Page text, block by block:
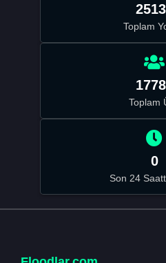
Toplam
Toplam
0
Son 24